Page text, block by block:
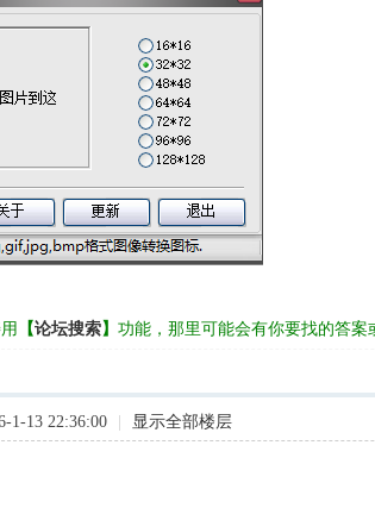
【论坛搜索】功能，那里可能会有你要找的答
1-13 22:36:00 显示全部楼层